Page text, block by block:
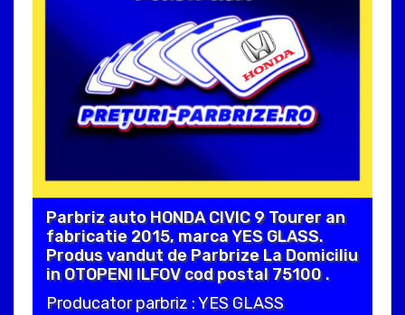
Parbriz auto HONDA CIVIC 9 Tourer an
fabricatie 2015, marca YES GLASS.
Produs vandut de Parbrize La Domiciliu
in OTOPENI ILFOV cod postal 75100 .
Producator parbriz : YES GLASS